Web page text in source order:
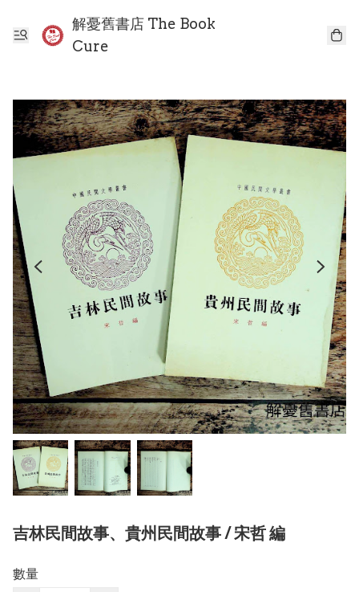
解憂舊書店 The Book
Cure
吉林民間故事、貴州民間故事 / 宋哲 編
數量